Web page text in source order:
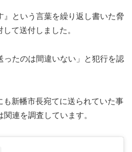
』という言葉を繰り返し書いた脅
て送付しました。
ったのは間違いない」と犯行を認
も新幡市長宛てに送られていた事
連を調査しています。